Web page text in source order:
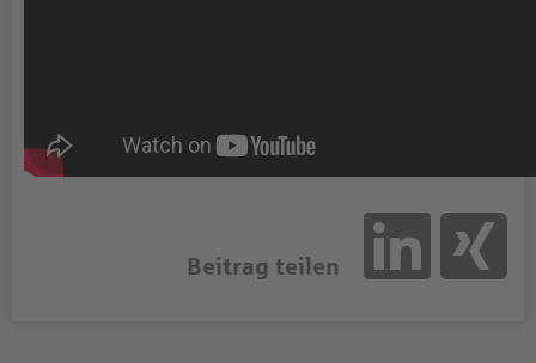
Beitrag teilen